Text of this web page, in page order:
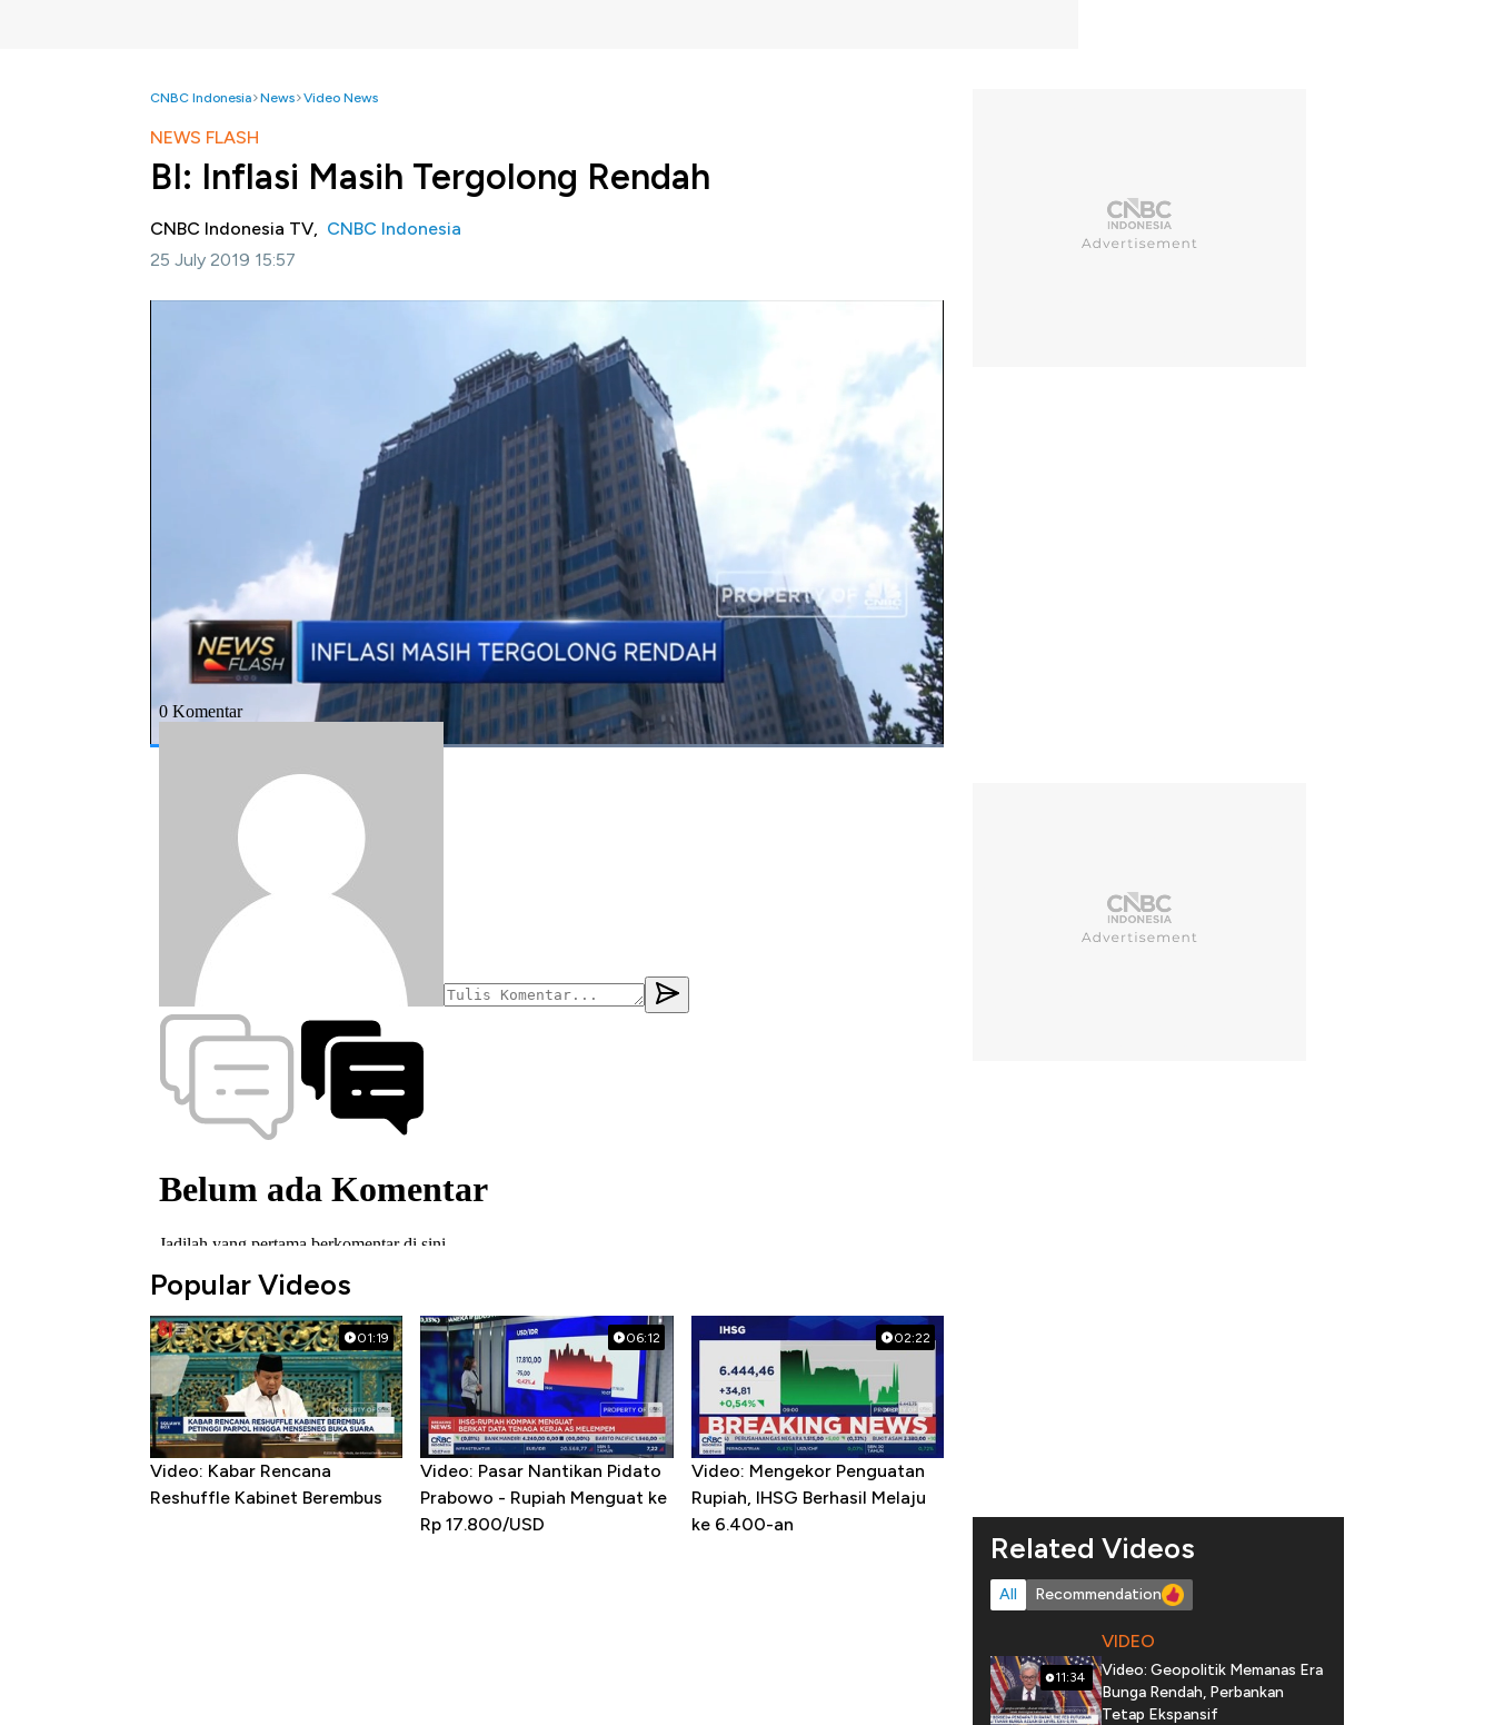
CNBC Indonesia News Video News
NEWS FLASH
BI: Inflasi Masih Tergolong Rendah
CNBC Indonesia TV, CNBC Indonesia
25 July 2019 15:57
Warjiyo menyampaikan masih ada ruang untuk BI menerapkan kebijakan moneter yang akomodatif.
Selengkapnya dalam News Flash program Closing Bell, CNBC Indonesia (Kamis, 25/07/2019) berikut
#bi #suku bunga #kebijakan
Popular Videos
01:19
Video: Kabar Rencana
Reshuffle Kabinet Berembus
06:12
Video: Pasar Nantikan Pidato
Prabowo - Rupiah Menguat ke
Rp 17.800/USD
02:22
Video: Mengekor Penguatan
Rupiah, IHSG Berhasil Melaju
ke 6.400-an
Related Videos
All Recommendation
11:34
VIDEO
Video: Geopolitik Memanas Era
Bunga Rendah, Perbankan
Tetap Ekspansif